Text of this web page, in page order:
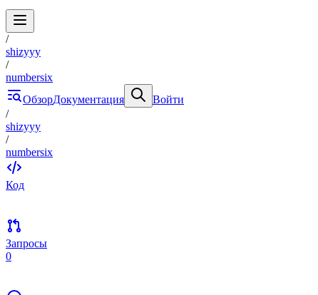
/
shizyyy
/
numbersix
ОбзорДокументация
Войти
/
shizyyy
/
numbersix
Код
Запросы
0